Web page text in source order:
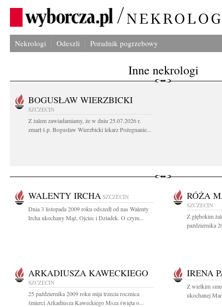
Nekrologi Odeszli Poradnik pogrzebowy
Inne nekrologi
BOGUSŁAW WIERZBICKI
SZCZECIN
Z żalem zawiadamiamy, że w dniu 25.07.2026 r.
zmarł ś.p. Bogusław Wierzbicki lekarz Pożegnanie...
WALENTY IRCHA SZCZECIN
Dnia 3 listopada 2009 roku odszedł od nas Walenty
Ircha ukochany Mąż, Ojciec i Dziadek. O czym...
RÓŻA
SZCZECIN
Z głębokim
października
ARKADIUSZA KAWECKIEGO
SZCZECIN
25 października 2009 roku mija trzecia rocznica
śmierci Arkadiusza Kaweckiego Msza święta o...
IRENA
Z wielkim
ukochanej